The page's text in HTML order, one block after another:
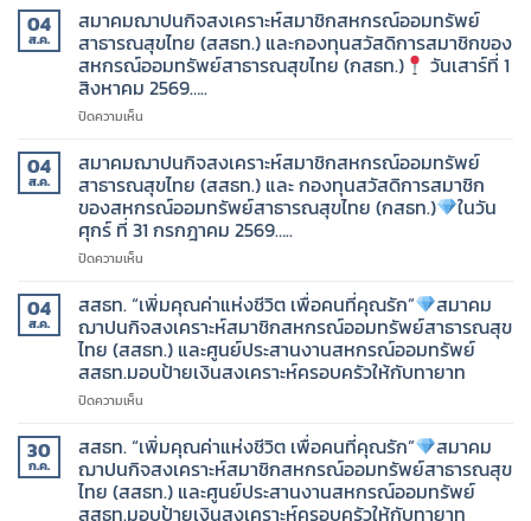
04
ส.ค.
สมาคมฌาปนกิจสงเคราะห์สมาชิกสหกรณ์ออมทรัพย์
สาธารณสุขไทย (สสธท.) และกองทุนสวัสดิการสมาชิกของ
สหกรณ์ออมทรัพย์สาธารณสุขไทย (กสธท.) วันเสาร์ที่ 1
สิงหาคม 2569…..
ปิดความเห็น
ฌาปนกิจ
สงเคราะห์
สมาชิก
สหกรณ์
ออม
ไทย
(สสธท.)
และ
กองทุน
สวัสดิการ
สหกรณ์
ออม
ทรัพย์
สาธารณสุข
04
ส.ค.
สมาคมฌาปนกิจสงเคราะห์สมาชิกสหกรณ์ออมทรัพย์
สาธารณสุขไทย (สสธท.) และ กองทุนสวัสดิการสมาชิก
ของสหกรณ์ออมทรัพย์สาธารณสุขไทย (กสธท.) ในวัน
ศุกร์ ที่ 31 กรกฎาคม 2569…..
ปิดความเห็น
ฌาปนกิจ
สงเคราะห์
สมาชิก
สหกรณ์
ออม
ไทย
(สสธท.)
และ
กองทุน
04
ส.ค.
สสธท. “เพิ่มคุณค่าแห่งชีวิต เพื่อคนที่คุณรัก” สมาคม
ฌาปนกิจสงเคราะห์สมาชิกสหกรณ์ออมทรัพย์สาธารณสุข
ไทย (สสธท.) และศูนย์ประสานงานสหกรณ์ออมทรัพย์
สสธท.มอบป้ายเงินสงเคราะห์ครอบครัวให้กับทายาท
ปิดความเห็น
“เพิ่ม
คุณค่า
แห่ง
ชีวิต
30
ก.ค.
สสธท. “เพิ่มคุณค่าแห่งชีวิต เพื่อคนที่คุณรัก” สมาคม
ฌาปนกิจสงเคราะห์สมาชิกสหกรณ์ออมทรัพย์สาธารณสุข
ไทย (สสธท.) และศูนย์ประสานงานสหกรณ์ออมทรัพย์
สสธท.มอบป้ายเงินสงเคราะห์ครอบครัวให้กับทายาท